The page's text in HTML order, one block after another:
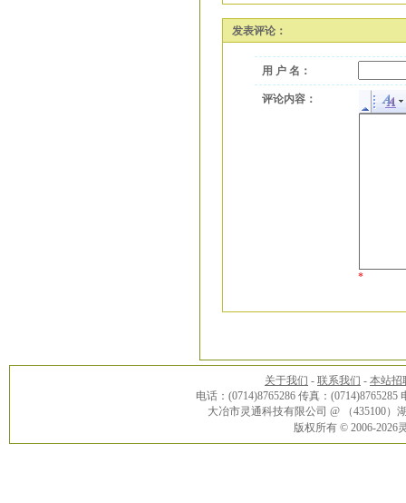
发表评论：
用 户 名：
评论内容：
*
关于我们 - 联系我们 - 本站招
电话：(0714)8765286 传真：(0714)8765285
大冶市灵通科技有限公司 @ （435100
版权所有 © 2006-2026